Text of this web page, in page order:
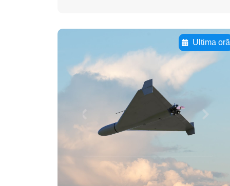
Ultima oră
Adaugă aici textul
pentru
subtitluAdaugă aici
textul pentru
subtitluAdaugă aici
textul pentru
subtitluAdaugă aici
textul pentru subti